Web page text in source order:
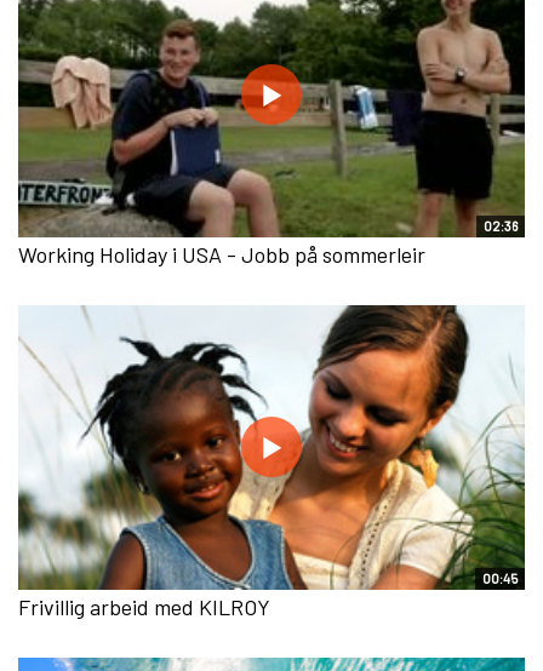
02:36
Working Holiday i USA - Jobb på sommerleir
00:45
Frivillig arbeid med KILROY